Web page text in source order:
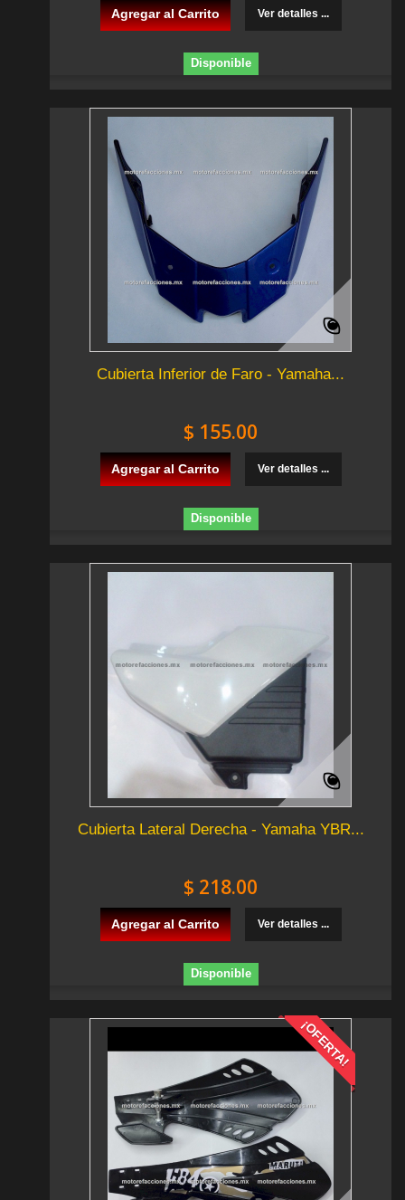
Agregar al Carrito Ver detalles ...
Disponible
Cubierta Inferior de Faro - Yamaha...
$ 155.00
Agregar al Carrito Ver detalles ...
Disponible
Cubierta Lateral Derecha - Yamaha YBR...
$ 218.00
Agregar al Carrito Ver detalles ...
Disponible
¡OFERTA!